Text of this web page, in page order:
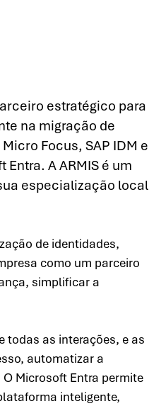
estratégico para
na migração de
Focus, SAP IDM e
A ARMIS é um
especialização local
de identidades,
como um parceiro
simplificar a
todas as interações, e as
automatizar a
Microsoft Entra permite
inteligente,